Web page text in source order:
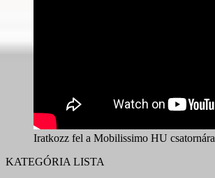
Iratkozz fel a Mobilissimo HU csatornára
KATEGÓRIA LISTA